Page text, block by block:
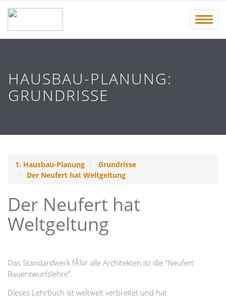
Menü
HAUSBAU-PLANUNG:
GRUNDRISSE
1. Hausbau-Planung
Grundrisse
Der Neufert hat Weltgeltung
Der Neufert hat
Weltgeltung
Das Standardwerk fÃ¼r alle Architekten ist die "Neufert
Bauentwurfslehre".
Dieses Lehrbuch ist weltweit verbreitet und hat